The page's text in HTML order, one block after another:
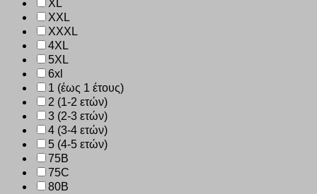
XL
XXL
XXXL
4XL
5XL
6xl
1 (έως 1 έτους)
2 (1-2 ετών)
3 (2-3 ετών)
4 (3-4 ετών)
5 (4-5 ετών)
75B
75C
80B